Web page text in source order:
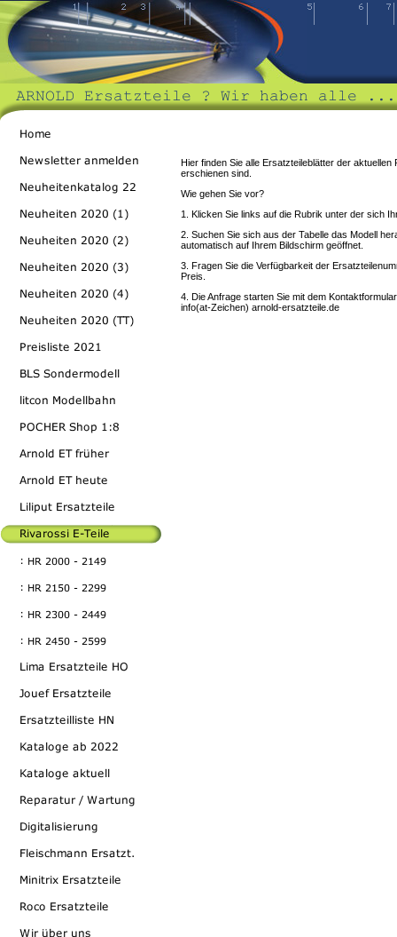
Hier finden Sie alle Ersatzteileblätter der
erschienen sind.
Wie gehen Sie vor?
1. Klicken Sie links auf die Rubrik unter der sich
2. Suchen Sie sich aus der Tabelle das Modell
automatisch auf Ihrem Bildschirm geöffnet.
3. Fragen Sie die Verfügbarkeit der
Preis.
4. Die Anfrage starten Sie mit dem
info(at-Zeichen) arnold-ersatzteile.de